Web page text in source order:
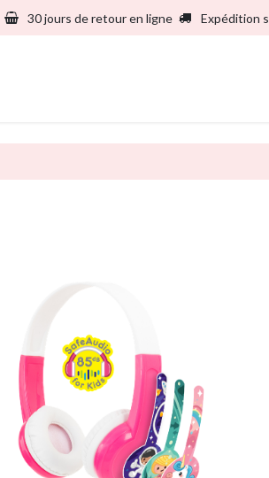
30 jours de retour en ligne Expédition